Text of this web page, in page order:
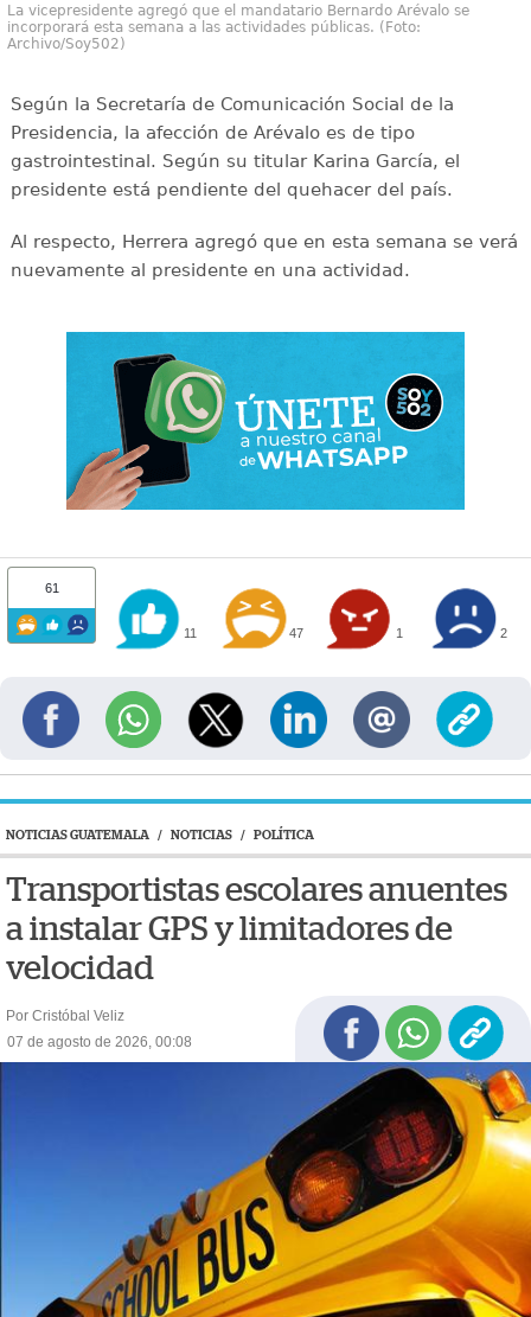
La vicepresidente agregó que el mandatario Bernardo Arévalo se
incorporará esta semana a las actividades públicas. (Foto:
Archivo/Soy502)
Según la Secretaría de Comunicación Social de la
Presidencia, la afección de Arévalo es de tipo
gastrointestinal. Según su titular Karina García, el
presidente está pendiente del quehacer del país.
Al respecto, Herrera agregó que en esta semana se verá
nuevamente al presidente en una actividad.
61
11 47 1 2
NOTICIAS GUATEMALA / NOTICIAS / POLÍTICA
Transportistas escolares anuentes
a instalar GPS y limitadores de
velocidad
Por Cristóbal Veliz
07 de agosto de 2026, 00:08